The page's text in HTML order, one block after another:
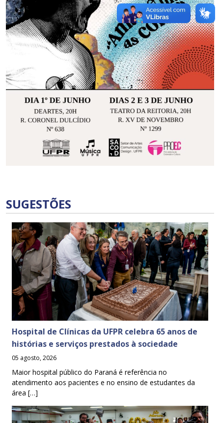
SUGESTÕES
Hospital de Clínicas da UFPR celebra 65 anos de
histórias e serviços prestados à sociedade
05 agosto, 2026
Maior hospital público do Paraná é referência no
atendimento aos pacientes e no ensino de estudantes da
área […]